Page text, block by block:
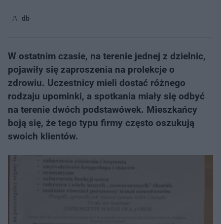
db
W ostatnim czasie, na terenie jednej z dzielnic,
pojawiły się zaproszenia na prolekcje o
zdrowiu. Uczestnicy mieli dostać różnego
rodzaju upominki, a spotkania miały się odbyć
na terenie dwóch podstawówek. Mieszkańcy
boją się, że tego typu firmy często oszukują
swoich klientów.